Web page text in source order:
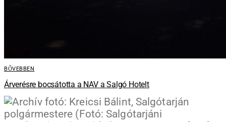
BŐVEBBEN
Árverésre bocsátotta a NAV a Salgó Hotelt